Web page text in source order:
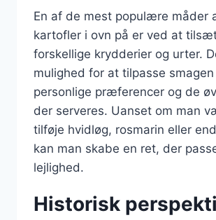
En af de mest populære måder
kartofler i ovn på er ved at
forskellige krydderier og urter.
mulighed for at tilpasse
personlige præferencer og de
der serveres. Uanset om man
tilføje hvidløg, rosmarin eller
kan man skabe en ret, der
lejlighed.
Historisk